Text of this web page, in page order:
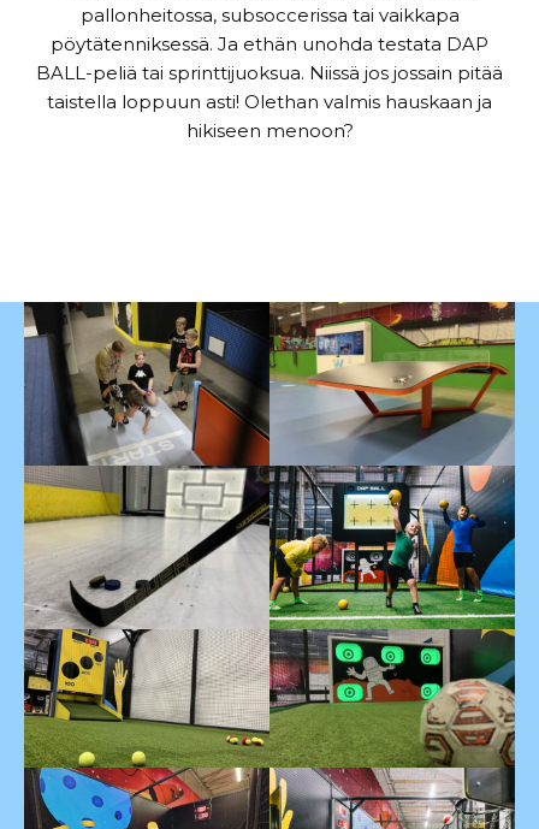
pallonheitossa, subsoccerissa tai vaikkapa
pöytätenniksessä. Ja ethän unohda testata DAP
BALL-peliä tai sprinttijuoksua. Niissä jos jossain pitää
taistella loppuun asti! Olethan valmis hauskaan ja
hikiseen menoon?